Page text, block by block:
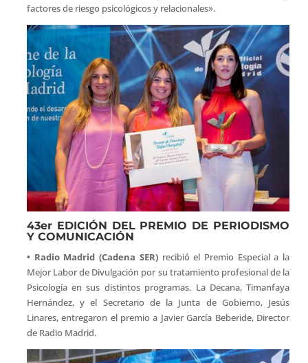
factores de riesgo psicológicos y relacionales».
43er EDICIÓN DEL PREMIO DE PERIODISMO
Y COMUNICACIÓN
• Radio Madrid (Cadena SER) recibió el Premio Especial a la
Mejor Labor de Divulgación por su tratamiento profesional de la
Psicología en sus distintos programas. La Decana, Timanfaya
Hernández, y el Secretario de la Junta de Gobierno, Jesús
Linares, entregaron el premio a Javier García Beberide, Director
de Radio Madrid.